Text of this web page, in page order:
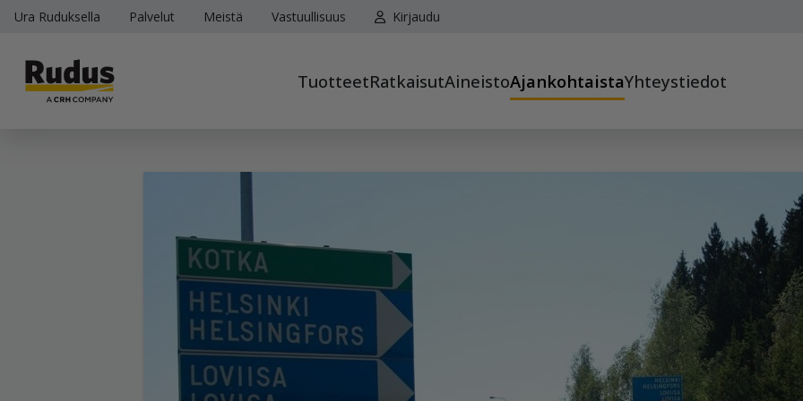
Ura Ruduksella Palvelut Meistä Vastuullisuus Kirjaudu
TuotteetRatkaisutAineistoAjankohtaistaYhteystiedot